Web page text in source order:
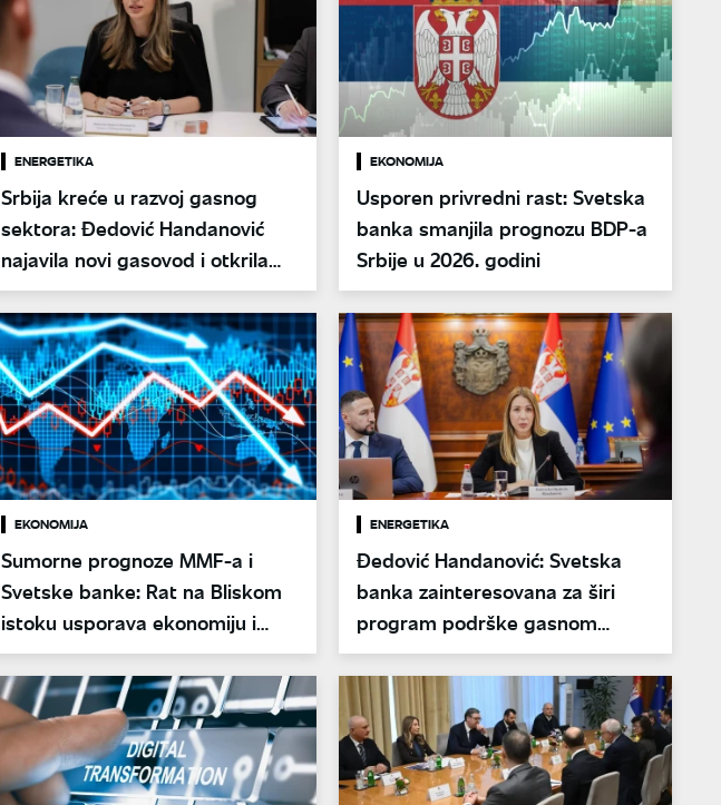
ENERGETIKA
Srbija kreće u razvoj gasnog
sektora: Đedović Handanović
najavila novi gasovod i otkrila
detalje programa
EKONOMIJA
Usporen privredni rast: Svetska
banka smanjila prognozu BDP-a
Srbije u 2026. godini
EKONOMIJA
Sumorne prognoze MMF-a i
Svetske banke: Rat na Bliskom
istoku usporava ekonomiju i
podiže cene
ENERGETIKA
Đedović Handanović: Svetska
banka zainteresovana za širi
program podrške gasnom
sektoru Srbije